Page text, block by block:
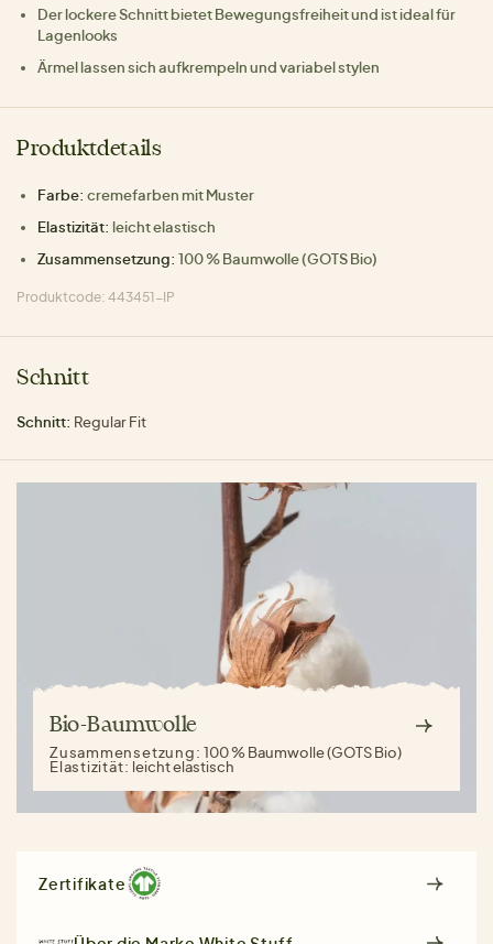
Der lockere Schnitt bietet Bewegungsfreiheit und ist ideal für
Lagenlooks
Ärmel lassen sich aufkrempeln und variabel stylen
Produktdetails
Farbe: cremefarben mit Muster
Elastizität: leicht elastisch
Zusammensetzung: 100 % Baumwolle (GOTS Bio)
Produktcode: 443451-IP
Schnitt
Schnitt: Regular Fit
Bio-Baumwolle
Zusammensetzung:100 % Baumwolle (GOTS Bio)
Elastizität: leicht elastisch
Zertifikate